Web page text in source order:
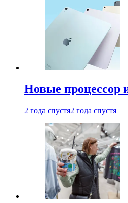
Новые процессор
2 года спустя2 года спустя